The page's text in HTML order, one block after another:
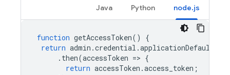
node.js
Python
Java
function getAccessToken()
{
return admin .credential .applicationDefault
. then(accessToken => {
return accessToken .access_token ;